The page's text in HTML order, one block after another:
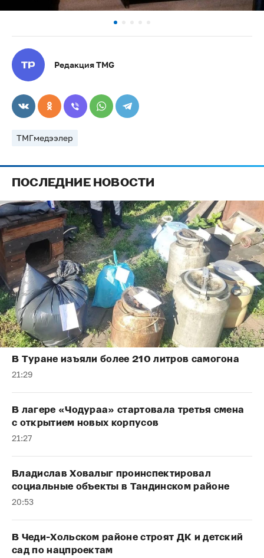
Редакция TMG
ТМГмедээлер
ПОСЛЕДНИЕ НОВОСТИ
В Туране изъяли более 210 литров самогона
21:29
В лагере «Чодураа» стартовала третья смена
с открытием новых корпусов
21:27
Владислав Ховалыг проинспектировал
социальные объекты в Тандинском районе
20:53
В Чеди-Хольском районе строят ДК и детский
сад по нацпроектам